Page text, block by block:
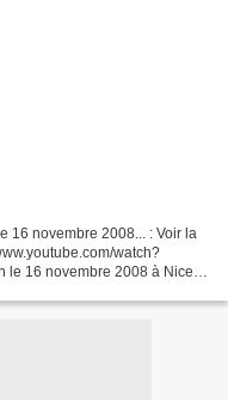
16 novembre 2008... : Voir la
watch?
le 16 novembre 2008 à Nice